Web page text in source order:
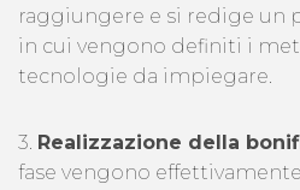
raggiungere e si redige un
in cui vengono definiti i
tecnologie da impiegare.
3. Realizzazione della
fase vengono